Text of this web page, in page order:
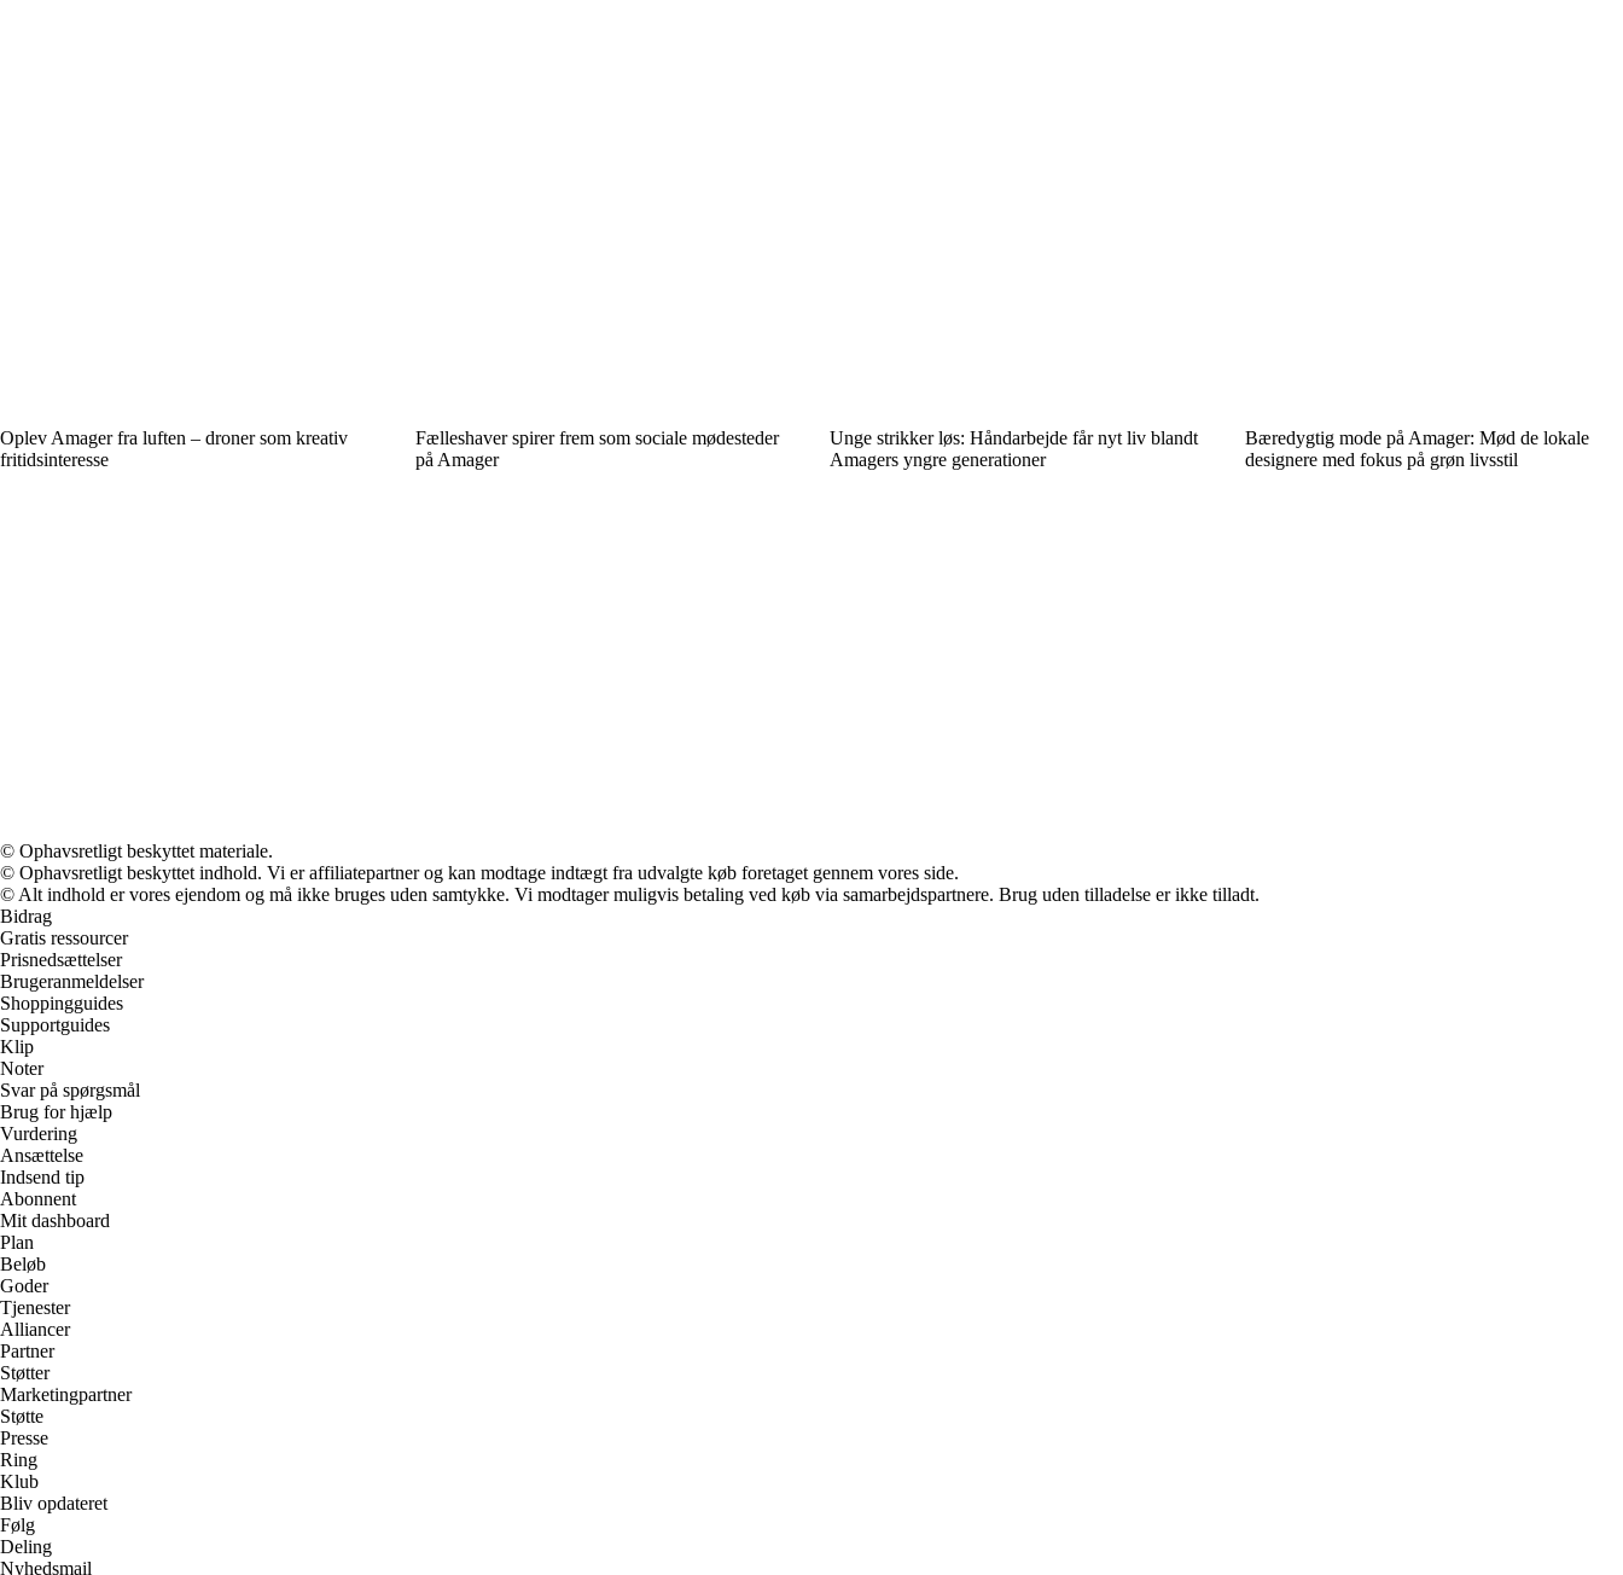
Oplev Amager fra luften – droner som kreativ
fritidsinteresse
Fælleshaver spirer frem som sociale mødesteder
på Amager
Unge strikker løs: Håndarbejde får nyt liv blandt
Amagers yngre generationer
Bæredygtig mode på Amager: Mød de lokale
designere med fokus på grøn livsstil
© Ophavsretligt beskyttet materiale.
© Ophavsretligt beskyttet indhold. Vi er affiliatepartner og kan modtage indtægt fra udvalgte køb foretaget gennem vores side.
© Alt indhold er vores ejendom og må ikke bruges uden samtykke. Vi modtager muligvis betaling ved køb via samarbejdspartnere. Brug uden tilladelse er ikke tilladt.
Bidrag
Gratis ressourcer
Prisnedsættelser
Brugeranmeldelser
Shoppingguides
Supportguides
Klip
Noter
Svar på spørgsmål
Brug for hjælp
Vurdering
Ansættelse
Indsend tip
Abonnent
Mit dashboard
Plan
Beløb
Goder
Tjenester
Alliancer
Partner
Støtter
Marketingpartner
Støtte
Presse
Ring
Klub
Bliv opdateret
Følg
Deling
Nyhedsmail